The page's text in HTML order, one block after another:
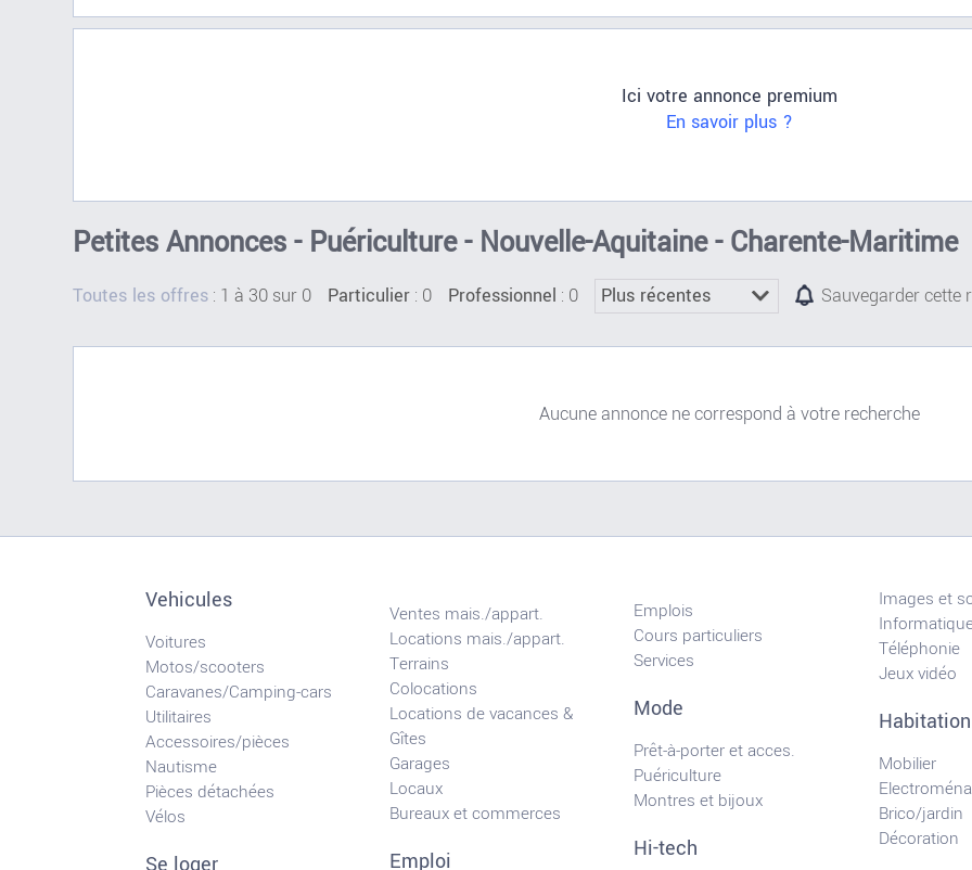
Ici votre annonce premium
En savoir plus ?
Petites Annonces - Puériculture - Nouvelle-Aquitaine - Charente-Maritime
Toutes les offres : 1 à 30 sur 0 Particulier : 0 Professionnel : 0 Sauvegarder cette
Aucune annonce ne correspond à votre recherche
Vehicules
Voitures
Motos/scooters
Caravanes/Camping-cars
Utilitaires
Accessoires/pièces
Nautisme
Pièces détachées
Vélos
Ventes mais./appart.
Locations mais./appart.
Terrains
Colocations
Locations de vacances &
Gîtes
Garages
Locaux
Bureaux et commerces
Emploi
Emplois
Cours particuliers
Services
Mode
Prêt-à-porter et acces.
Puériculture
Montres et bijoux
Hi-tech
Images et
Téléphonie
Jeux vidéo
Habitation
Mobilier
Brico/jardin
Décoration